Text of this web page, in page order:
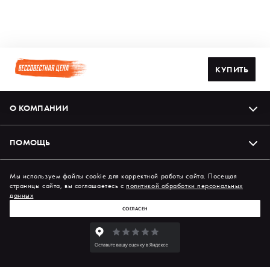
КУПИТЬ
О КОМПАНИИ
ПОМОЩЬ
Подпишись на нас в соцсетях
Мы используем файлы cookie для корректной работы сайта. Посещая
страницы сайта, вы соглашаетесь сполитикой обработки персональных
данных
СОГЛАСЕН